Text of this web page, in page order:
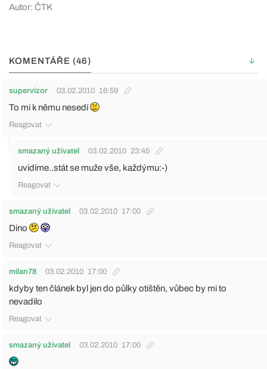
Autor: ČTK
KOMENTÁŘE (46)
supervizor 03.02.2010 16:59
To mi k němu nesedí
Reagovat
smazaný uživatel 03.02.2010 23:45
uvidíme..stát se muže vše, každýmu:-)
Reagovat
smazaný uživatel 03.02.2010 17:00
Dino
Reagovat
milan78 03.02.2010 17:00
kdyby ten článek byl jen do půlky otištěn, vůbec by mi to
nevadilo
Reagovat
smazaný uživatel 03.02.2010 17:00